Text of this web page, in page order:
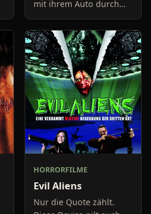
mit ihrem Auto durch
ein Waldgebiet, dass
ihnen offensichtlich
völlig fremd ist. Sie
beklagen sich immer
wieder
HORRORFILME
Evil Aliens
Nur die Quote zählt.